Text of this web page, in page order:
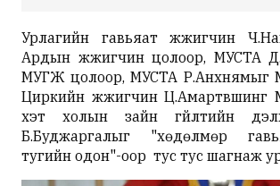
Урлагийн гавьяат жүжигчин
Ардын жүжигчин цолоор, МУСТА
МУГЖ цолоор, МУСТА Р.Анхнямыг
Циркийн жүжүигчин
хэт холын зайн гүйлтийн
Б.Буджаргалыг "хөдөлмөр
тугийн одон"-оор тус тус шагнаж